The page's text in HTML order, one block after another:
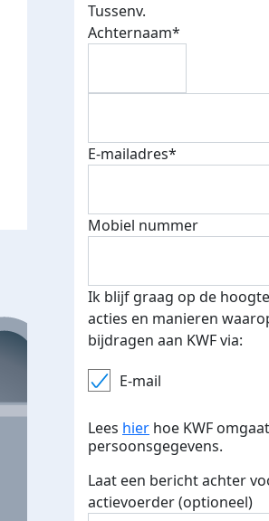
Tussenv.
Achternaam*
E-mailadres*
Mobiel nummer
Ik blijf graag op de
acties en manieren
bijdragen aan KWF via:
E-mail
Lees hier hoe KWF
persoonsgegevens.
Laat een bericht achter
actievoerder (optioneel)